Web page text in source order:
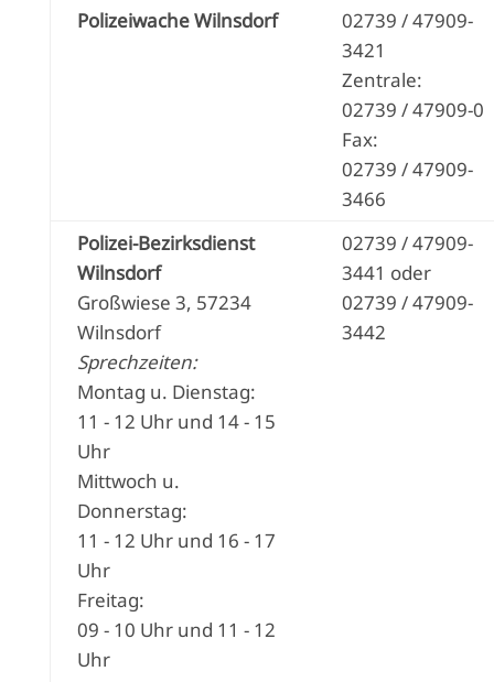
Polizeiwache Wilnsdorf
02739 / 47909-
3421
Zentrale:
02739 / 47909-0
Fax:
02739 / 47909-
3466
Polizei-Bezirksdienst
Wilnsdorf
Großwiese 3, 57234
Wilnsdorf
Sprechzeiten:
Montag u. Dienstag:
11 - 12 Uhr und 14 - 15
Uhr
Mittwoch u.
Donnerstag:
11 - 12 Uhr und 16 - 17
Uhr
Freitag:
09 - 10 Uhr und 11 - 12
Uhr
02739 / 47909-
3441 oder
02739 / 47909-
3442